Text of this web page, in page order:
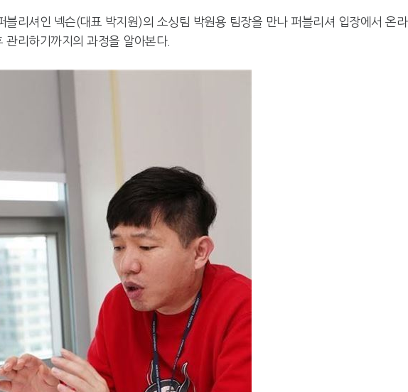
블리셔인 넥슨(대표 박지원)의 소싱팀 박원용 팀장을 만나 퍼블리셔 입장에서 온라
리하기까지의 과정을 알아본다.